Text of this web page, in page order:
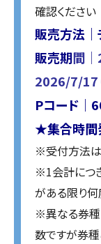
確認ください
販売方法｜
販売期間
2026/7/17
Pコード｜
★集合時間
※受付方法は
※1会計につ
がある限り何
※異なる券種
数ですが券